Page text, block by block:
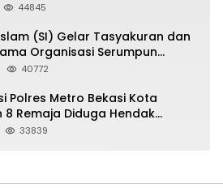
44845
(SI) Gelar Tasyakuran dan
Organisasi Serumpun
Doa
40772
Polres Metro Bekasi Kota
8 Remaja Diduga Hendak
33839